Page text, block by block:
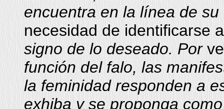
encuentra en la línea de su
necesidad de identificarse
signo de lo deseado. Por
función del falo, las
la feminidad responden a
exhiba y se proponga